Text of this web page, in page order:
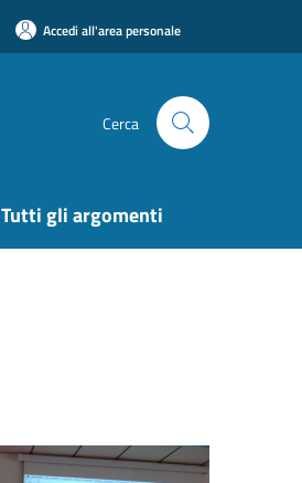
Accedi all'area personale
Cerca
Tutti gli argomenti